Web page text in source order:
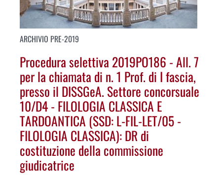
ARCHIVIO PRE-2019
Procedura selettiva 2019PO186 - All. 7
per la chiamata di n. 1 Prof. di I fascia,
presso il DISSGeA. Settore concorsuale
10/D4 - FILOLOGIA CLASSICA E
TARDOANTICA (SSD: L-FIL-LET/05 -
FILOLOGIA CLASSICA): DR di
costituzione della commissione
giudicatrice